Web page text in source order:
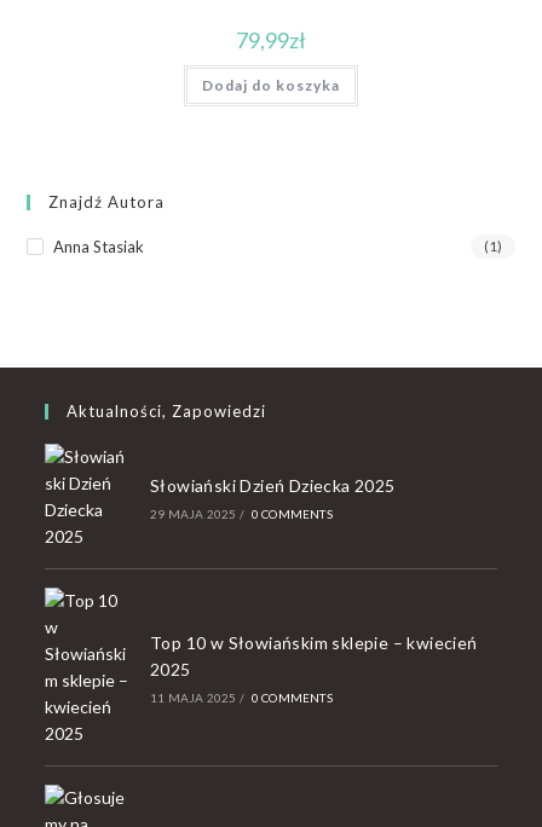
79,99zł
Dodaj do koszyka
Znajdź Autora
Anna Stasiak (1)
Aktualności, Zapowiedzi
Słowiański Dzień Dziecka 2025
29 MAJA 2025 / 0 COMMENTS
Top 10 w Słowiańskim sklepie – kwiecień
2025
11 MAJA 2025 / 0 COMMENTS